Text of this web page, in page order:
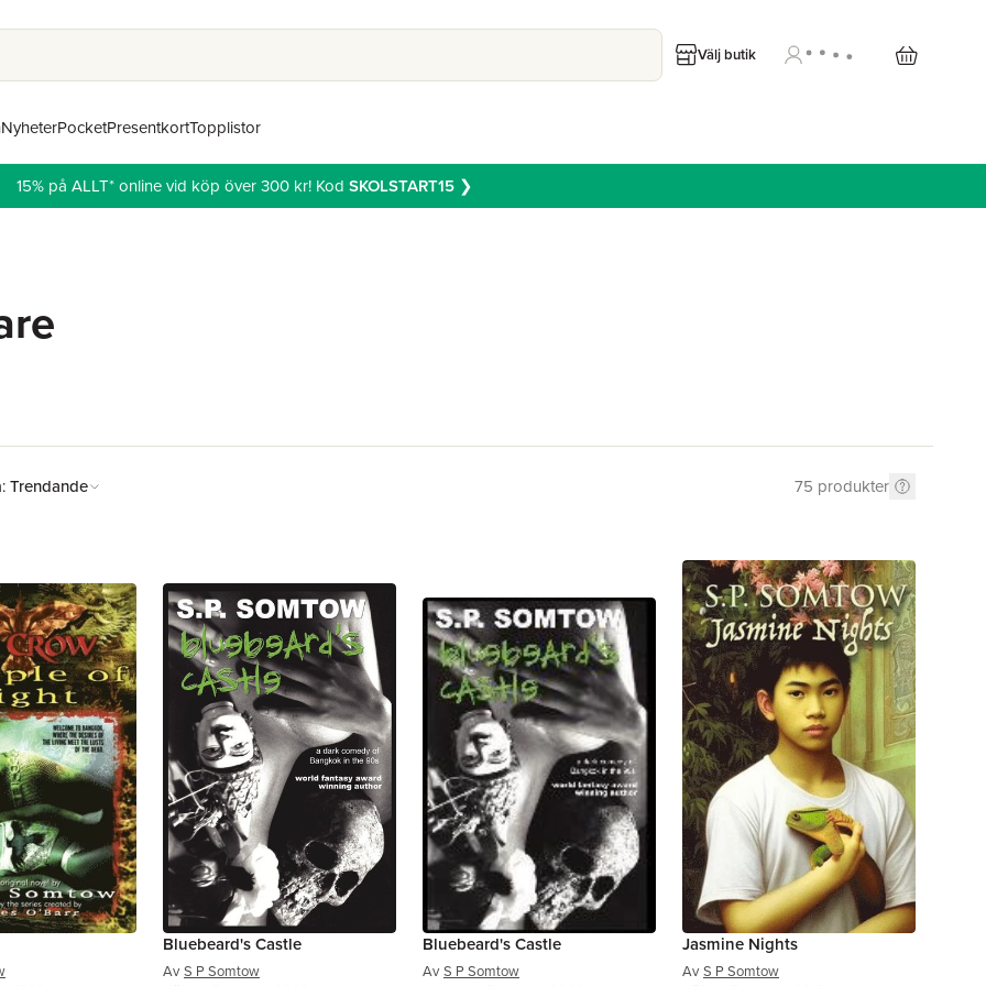
Välj butik
NyheterPocketPresentkortTopplistor
15% på ALLT* online vid köp över 300 kr! Kod SKOLSTART15❯
Trendande 75 produkter
Bluebeard's Castle
Av S P Somtow
Bluebeard's Castle
Av S P Somtow
Jasmine Nights
Av S P Somtow